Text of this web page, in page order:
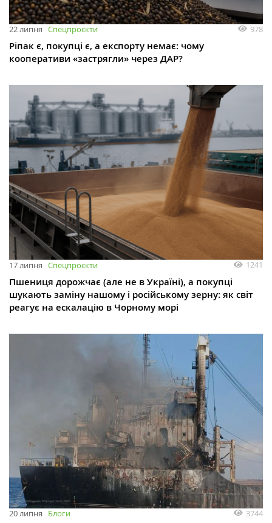
22 липня Спецпроєкти 978
Ріпак є, покупці є, а експорту немає: чому
кооперативи «застрягли» через ДАР?
17 липня Спецпроєкти 1241
Пшениця дорожчає (але не в Україні), а покупці
шукають заміну нашому і російському зерну: як світ
реагує на ескалацію в Чорному морі
20 липня Блоги 3744